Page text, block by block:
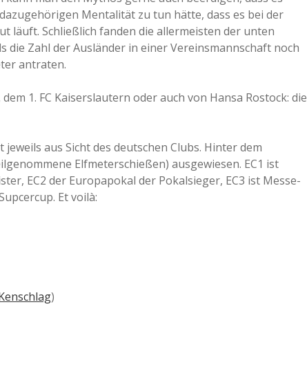
Mentalität zu tun hätte, dass es bei der
läuft. Schließlich fanden die allermeisten der unten
Zahl der Ausländer in einer Vereinsmannschaft noch
antraten.
1. FC Kaiserslautern oder auch von Hansa Rostock: die
aus Sicht des deutschen Clubs. Hinter dem
Elfmeterschießen) ausgewiesen. EC1 ist
EC2 der Europapokal der Pokalsieger, EC3 ist Messe-
Et voilà:
)